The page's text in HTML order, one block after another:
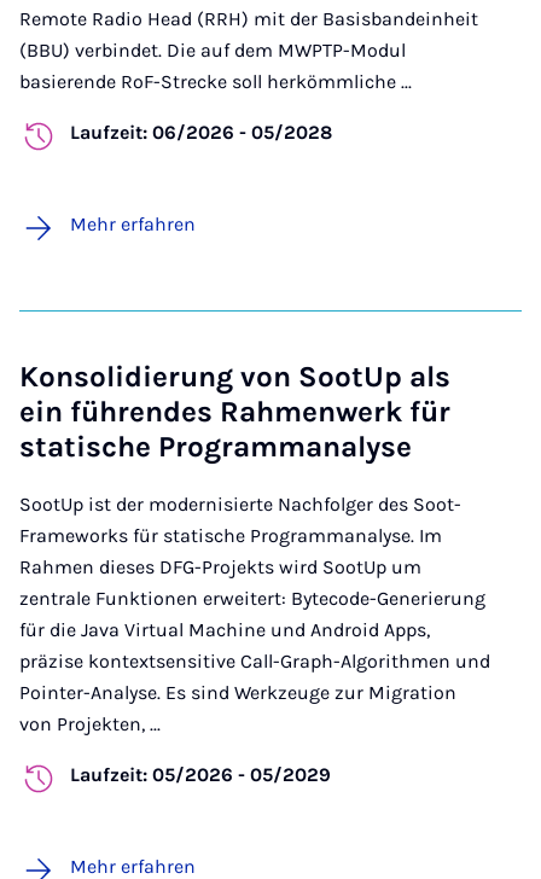
Remote Radio Head (RRH) mit der Basisbandeinheit
(BBU) verbindet. Die auf dem MWPTP-Modul
basierende RoF-Strecke soll herkömmliche ...
Laufzeit: 06/2026 - 05/2028
Mehr erfahren
Konsolidierung von SootUp als
ein führendes Rahmenwerk für
statische Programmanalyse
SootUp ist der modernisierte Nachfolger des Soot-
Frameworks für statische Programmanalyse. Im
Rahmen dieses DFG-Projekts wird SootUp um
zentrale Funktionen erweitert: Bytecode-Generierung
für die Java Virtual Machine und Android Apps,
präzise kontextsensitive Call-Graph-Algorithmen und
Pointer-Analyse. Es sind Werkzeuge zur Migration
von Projekten, ...
Laufzeit: 05/2026 - 05/2029
Mehr erfahren